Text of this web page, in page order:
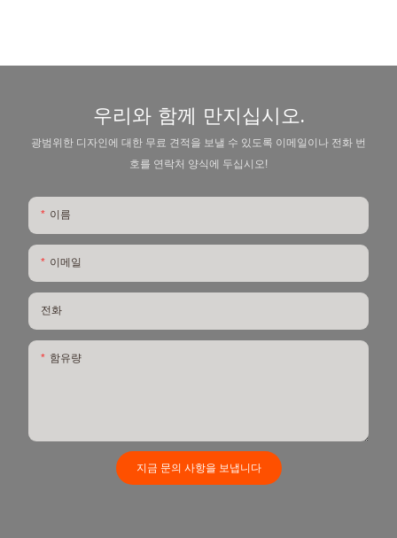
우리와 함께 만지십시오.
광범위한 디자인에 대한 무료 견적을 보낼 수 있도록 이메일이나 전화 번
호를 연락처 양식에 두십시오!
이름
이메일
전화
함유량
지금 문의 사항을 보냅니다